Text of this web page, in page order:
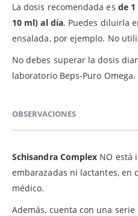
La dosis recomendada es de 1
10 ml) al día. Puedes diluirla
ensalada, por ejemplo. No
No debes superar la dosis
laboratorio Beps-Puro Omega.
OBSERVACIONES
Schisandra Complex NO está
embarazadas ni lactantes, en
médico.
Además, cuenta con una